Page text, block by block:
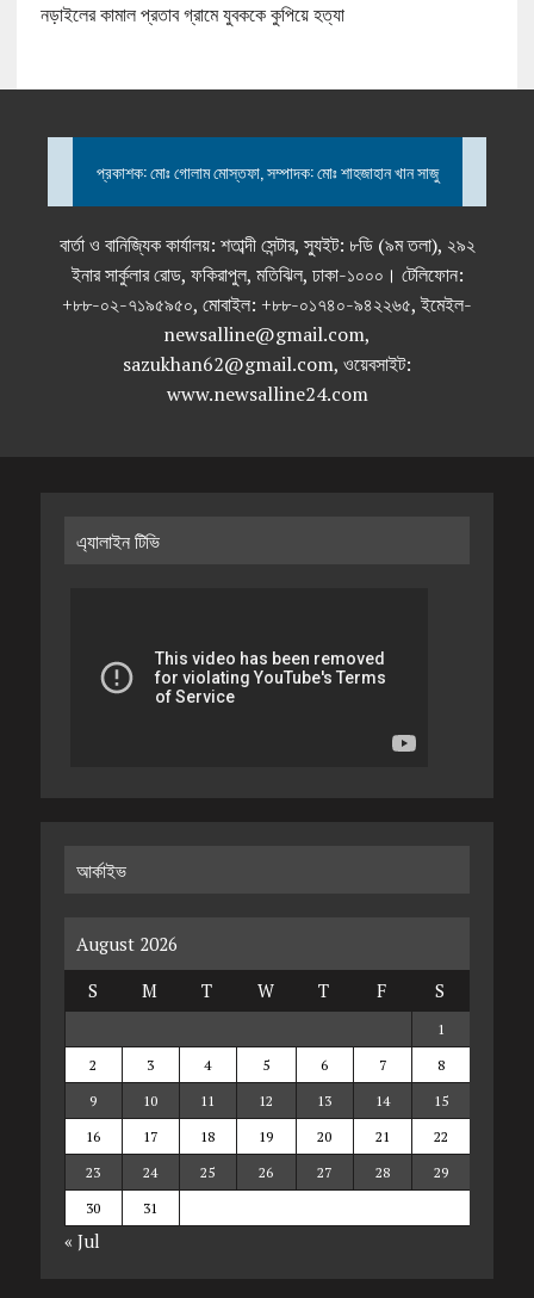
নড়াইলের কামাল প্রতাব গ্রামে যুবককে কুপিয়ে হত্যা
প্রকাশক: মোঃ গোলাম মোস্তফা, সম্পাদক: মোঃ শাহজাহান খান সাজু
বার্তা ও বানিজ্যিক কার্যালয়: শতাব্দী সেন্টার, স্যুইট: ৮ডি (৯ম তলা), ২৯২
ইনার সার্কুলার রোড, ফকিরাপুল, মতিঝিল, ঢাকা-১০০০। টেলিফোন:
+৮৮-০২-৭১৯৫৯৫০, মোবাইল: +৮৮-০১৭৪০-৯৪২২৬৫, ইমেইল-
newsalline@gmail.com,
sazukhan62@gmail.com, ওয়েবসাইট:
www.newsalline24.com
এ্যালাইন টিভি
আর্কাইভ
August 2026
S
M T W T F S
1
2
3 4 5 6 7
8
9
10 11 12 13 14
15
16
17 18 19 20 21
22
23
24 25 26 27 28
29
30
31
« Jul